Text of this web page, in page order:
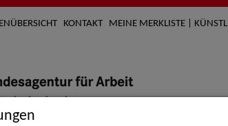
KONTAKT MEINE MERKLISTE |